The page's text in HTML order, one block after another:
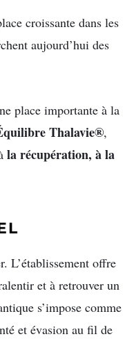
croissante dans les
aujourd’hui des
place importante à la
Thalavie®,
la récupération, à la
L’établissement offre
et à retrouver un
s’impose comme
et évasion au fil de